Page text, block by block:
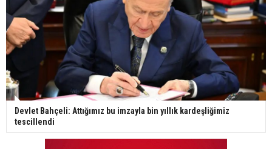
Devlet Bahçeli: Attığımız bu imzayla bin yıllık kardeşliğimiz
tescillendi